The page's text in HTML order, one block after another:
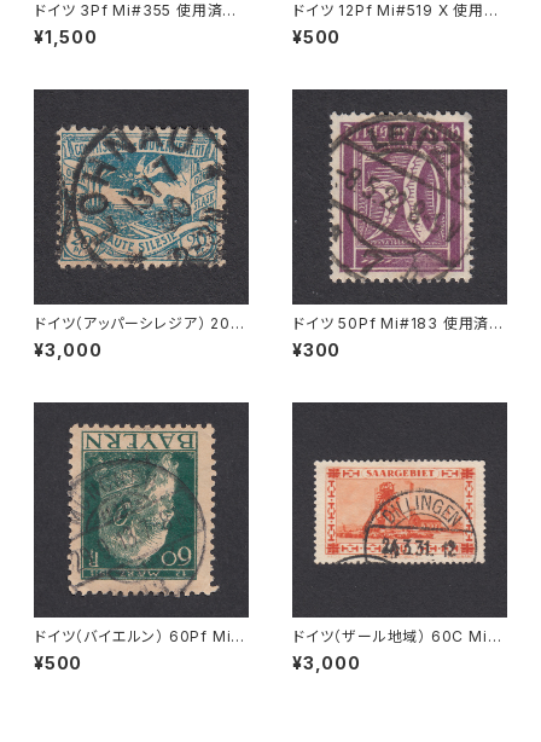
ドイツ 3Pf Mi#355 使用済み
切手｜WAREN (MÜRITZ) 22.
6.1926
¥1,500
ドイツ 12Pf Mi#519 X 使用済
み切手｜WESERMÜNDE-GE
ESTEMÜNDE 11.11.1939
¥500
ドイツ（アッパーシレジア） 20Pf
Mi#18 使用済み切手｜LOHN
AU 13.7.1920
¥3,000
ドイツ 50Pf Mi#183 使用済み
切手｜LEIPZIG 8.5.1922
¥300
ドイツ（バイエルン） 60Pf Mi#
84 II 使用済み切手｜MÜNCH
EN 29.9.1913
¥500
ドイツ（ザール地域） 60C Mi#1
43 使用済み切手｜DILLINGE
N 24.3.1931
¥3,000